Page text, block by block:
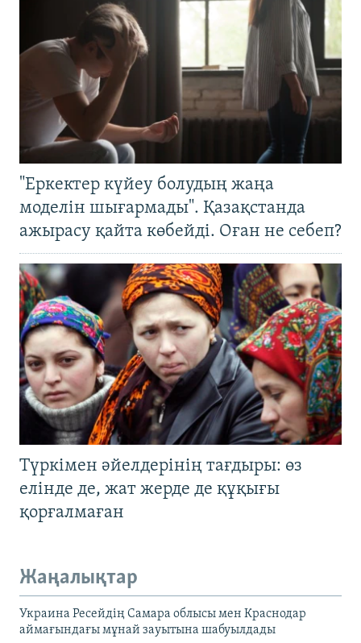
"Еркектер күйеу болудың жаңа
моделін шығармады". Қазақстанда
ажырасу қайта көбейді. Оған не себеп?
Түркімен әйелдерінің тағдыры: өз
елінде де, жат жерде де құқығы
қорғалмаған
Жаңалықтар
Украина Ресейдің Самара облысы мен Краснодар
аймағындағы мұнай зауытына шабуылдады